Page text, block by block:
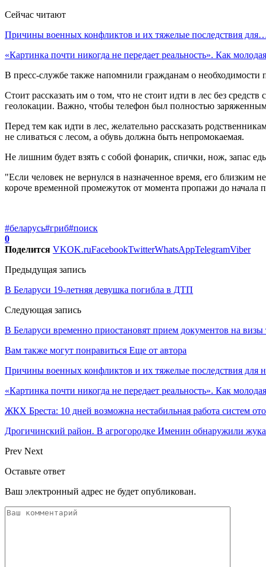
Сейчас читают
Причины военных конфликтов и их тяжелые последствия
«Картинка почти никогда не передает реальность». Как
В пресс-службе также напомнили гражданам о
Стоит рассказать им о том, что не стоит идти в лес без
геолокации. Важно, чтобы телефон был полностью
Перед тем как идти в лес, желательно рассказать
не сливаться с лесом, а обувь должна быть непромокаемая.
Не лишним будет взять с собой фонарик, спички, нож, запас
"Если человек не вернулся в назначенное время, его
короче временной промежуток от момента пропажи до
#беларусь#гриб#поиск
0
Поделится VKOK.ruFacebookTwitterWhatsAppTelegramViber
Предыдущая запись
В Беларуси 19-летняя девушка погибла в ДТП
Следующая запись
В Беларуси временно приостановят прием документов на визы
Вам также могут понравиться Еще от автора
Причины военных конфликтов и их тяжелые последствия для
«Картинка почти никогда не передает реальность». Как
ЖКХ Бреста: 10 дней возможна нестабильная работа систем
Дрогичинский район. В агрогородке Именин обнаружили
Prev Next
Оставьте ответ
Ваш электронный адрес не будет опубликован.